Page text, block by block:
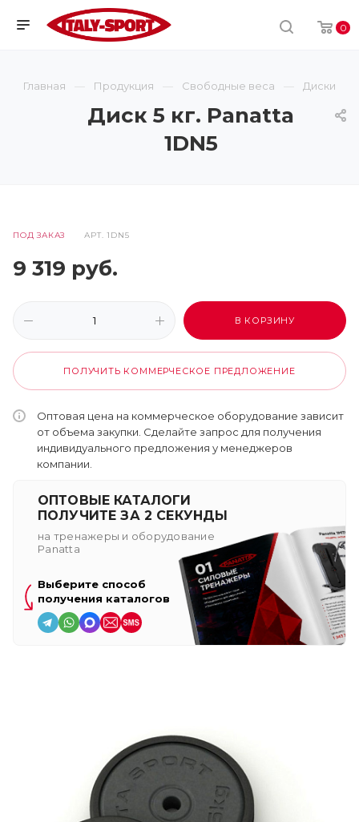
0
Главная Продукция Свободные веса Диски
Диск 5 кг. Panatta
1DN5
ПОД ЗАКАЗ АРТ.1DN5
9 319 руб.
В КОРЗИНУ
ПОЛУЧИТЬ КОММЕРЧЕСКОЕ ПРЕДЛОЖЕНИЕ
Оптовая цена на коммерческое оборудование зависит
от объема закупки. Сделайте запрос для получения
индивидуального предложения у менеджеров
компании.
ОПТОВЫЕ КАТАЛОГИ
ПОЛУЧИТЕ ЗА 2 СЕКУНДЫ
на тренажеры и оборудование
Panatta
Выберите способ
получения каталогов